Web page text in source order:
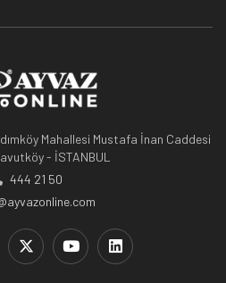
Mahallesi Mustafa İnan Caddesi
- İSTANBUL
444 21 50